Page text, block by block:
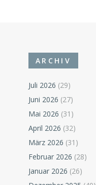
ARCHIV
Juli 2026 (29)
Juni 2026 (27)
Mai 2026 (31)
April 2026 (32)
März 2026 (31)
Februar 2026 (28)
Januar 2026 (26)